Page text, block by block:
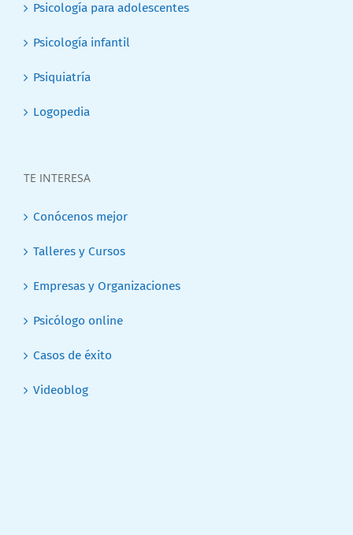
Psicología para adolescentes
Psicología infantil
Psiquiatría
Logopedia
TE INTERESA
Conócenos mejor
Talleres y Cursos
Empresas y Organizaciones
Psicólogo online
Casos de éxito
Videoblog